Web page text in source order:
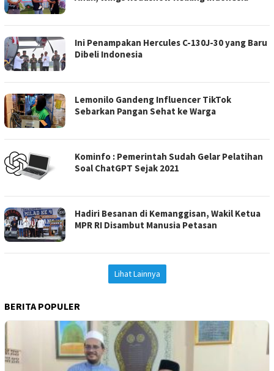
Ini Penampakan Hercules C-130J-30 yang Baru
Dibeli Indonesia
Lemonilo Gandeng Influencer TikTok
Sebarkan Pangan Sehat ke Warga
Kominfo : Pemerintah Sudah Gelar Pelatihan
Soal ChatGPT Sejak 2021
Hadiri Besanan di Kemanggisan, Wakil Ketua
MPR RI Disambut Manusia Petasan
Lihat Lainnya
BERITA POPULER